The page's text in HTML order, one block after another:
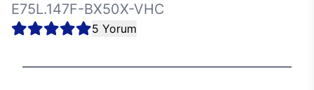
E75L.147F-BX50X-VHC
5 Yorum